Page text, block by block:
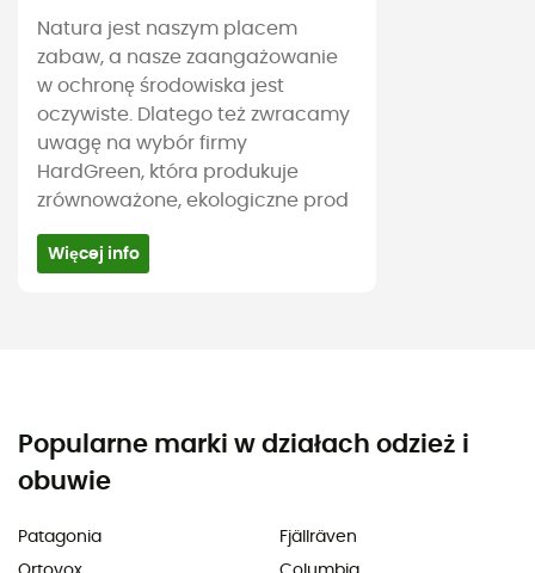
Natura jest naszym placem
zabaw, a nasze zaangażowanie
w ochronę środowiska jest
oczywiste. Dlatego też zwracamy
uwagę na wybór firmy
HardGreen, która produkuje
zrównoważone, ekologiczne prod
Więcej info
Popularne marki w działach odzież i
obuwie
Patagonia
Fjällräven